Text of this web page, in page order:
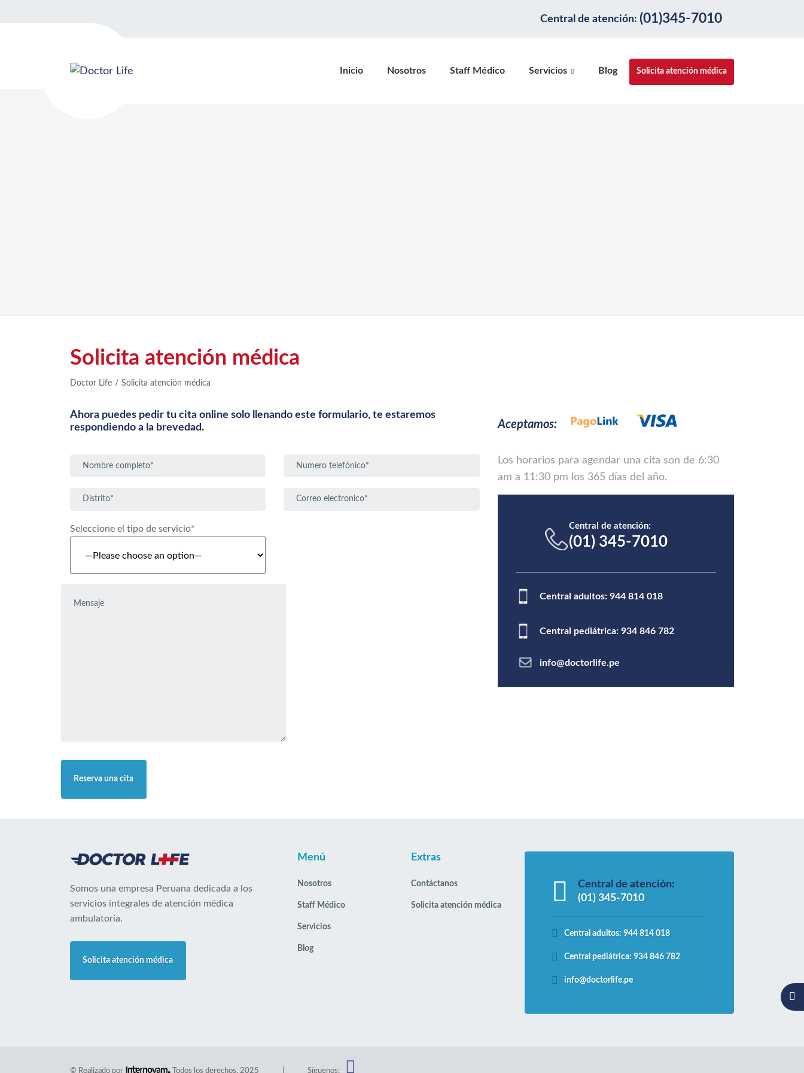
Central de atención: (01)345-7010
Inicio Nosotros Staff Médico Servicios Blog Solicita atención médica
Solicita atención médica
Doctor Life Solicita atención médica
Ahora puedes pedir tu cita online solo llenando este formulario, te estaremos
respondiendo a la brevedad.
Seleccione el tipo de servicio*
Aceptamos:
Los horarios para agendar una cita son de 6:30
am a 11:30 pm los 365 días del año.
Central de atención:
(01) 345-7010
Central adultos: 944 814 018
Central pediátrica: 934 846 782
info@doctorlife.pe
Somos una empresa Peruana dedicada a los
servicios integrales de atención médica
ambulatoria.
Solicita atención médica
Menú
Nosotros
Staff Médico
Servicios
Blog
Extras
Contáctanos
Solicita atención médica
Central de atención:
(01) 345-7010
Central adultos: 944 814 018
Central pediátrica: 934 846 782
info@doctorlife.pe
© Realizado por Todos los derechos. 2025 Síguenos: